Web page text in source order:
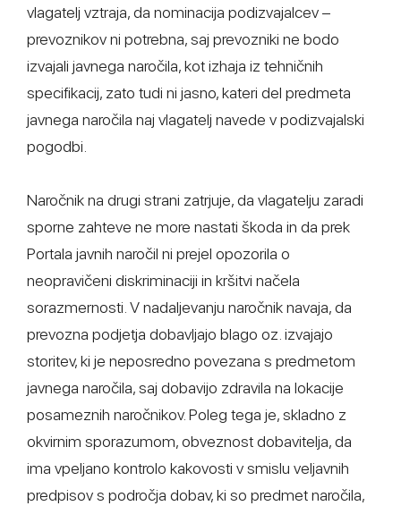
vlagatelj vztraja, da nominacija podizvajalcev –
prevoznikov ni potrebna, saj prevozniki ne bodo
izvajali javnega naročila, kot izhaja iz tehničnih
specifikacij, zato tudi ni jasno, kateri del predmeta
javnega naročila naj vlagatelj navede v podizvajalski
pogodbi.
Naročnik na drugi strani zatrjuje, da vlagatelju zaradi
sporne zahteve ne more nastati škoda in da prek
Portala javnih naročil ni prejel opozorila o
neopravičeni diskriminaciji in kršitvi načela
sorazmernosti. V nadaljevanju naročnik navaja, da
prevozna podjetja dobavljajo blago oz. izvajajo
storitev, ki je neposredno povezana s predmetom
javnega naročila, saj dobavijo zdravila na lokacije
posameznih naročnikov. Poleg tega je, skladno z
okvirnim sporazumom, obveznost dobavitelja, da
ima vpeljano kontrolo kakovosti v smislu veljavnih
predpisov s področja dobav, ki so predmet naročila,